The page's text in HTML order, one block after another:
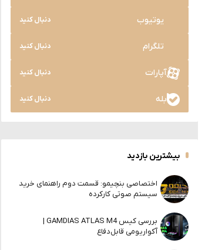
یوتیوب دنبال کنید
تلگرام دنبال کنید
آپارات دنبال کنید
بله دنبال کنید
بیشترین بازدید
اختصاصی بنچیمو: قسمت دوم راهنمای خرید
سیستم صوتی کارکرده
بررسی کیس GAMDIAS ATLAS M4 |
آکواریومی قابل‌دفاع